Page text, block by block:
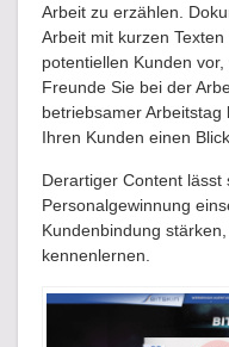
Arbeit zu erzählen.
Arbeit mit kurzen
potentiellen Kunden
Freunde Sie bei der
betriebsamer
Ihren Kunden einen
Derartiger Content lässt
Personalgewinnung
Kundenbindung
kennenlernen.